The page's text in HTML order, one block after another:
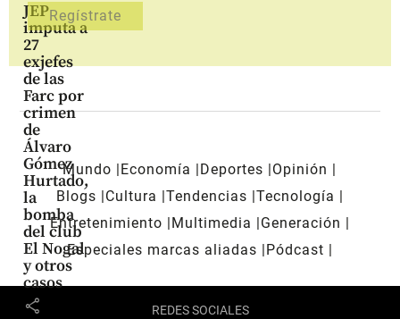
JEP
imputa a
27
exjefes
de las
Farc por
crimen
de
Álvaro
Gómez
Hurtado,
la
bomba
del club
El Nogal
y otros
casos
share
Mundo Economía Deportes
Opinión
Blogs
Cultura Tendencias Tecnología
Entretenimiento
Multimedia
Generación
Especiales marcas aliadas
Pódcast
REDES SOCIALES